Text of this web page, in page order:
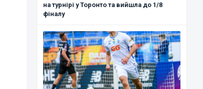
на турнірі у Торонто та вийшла до 1/8
фіналу